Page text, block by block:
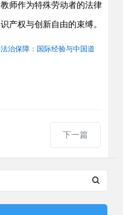
师作为特殊劳动者的法律
产权与创新自由的束缚。
治保障：国际经验与中国道
下一篇